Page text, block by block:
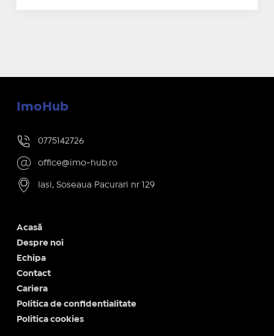
ImoHub
0775142726
office@imo-hub.ro
Iasi, Soseaua Pacurari nr 129
Acasă
Despre noi
Echipa
Contact
Cariera
Politica de confidentialitate
Politica cookies